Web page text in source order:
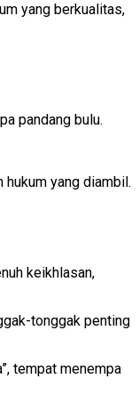
yang berkualitas,
pandang bulu.
yang diambil.
keikhlasan,
tonggak penting
tempat menempa